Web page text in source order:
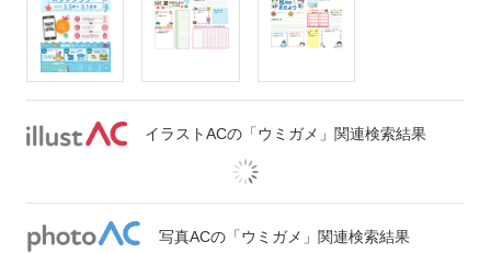
イラストACの「ウミガメ」関連検索結果
写真ACの「ウミガメ」関連検索結果